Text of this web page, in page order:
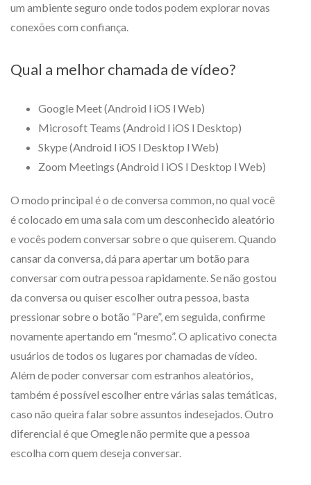
um ambiente seguro onde todos podem explorar novas
conexões com confiança.
Qual a melhor chamada de vídeo?
Google Meet (Android l iOS l Web)
Microsoft Teams (Android l iOS l Desktop)
Skype (Android l iOS l Desktop l Web)
Zoom Meetings (Android l iOS l Desktop l Web)
O modo principal é o de conversa common, no qual você
é colocado em uma sala com um desconhecido aleatório
e vocês podem conversar sobre o que quiserem. Quando
cansar da conversa, dá para apertar um botão para
conversar com outra pessoa rapidamente. Se não gostou
da conversa ou quiser escolher outra pessoa, basta
pressionar sobre o botão “Pare”, em seguida, confirme
novamente apertando em “mesmo”. O aplicativo conecta
usuários de todos os lugares por chamadas de vídeo.
Além de poder conversar com estranhos aleatórios,
também é possível escolher entre várias salas temáticas,
caso não queira falar sobre assuntos indesejados. Outro
diferencial é que Omegle não permite que a pessoa
escolha com quem deseja conversar.